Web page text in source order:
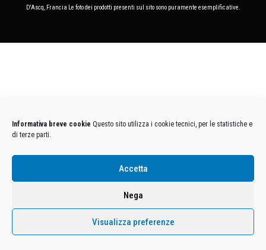
Informativa breve cookie Questo sito utilizza i cookie tecnici, per le statistiche e
di terze parti.
Accetta
Nega
Visualizza preferenze
D'Ascq, Francia Le foto dei prodotti presenti sul sito sono puramente esemplificative.